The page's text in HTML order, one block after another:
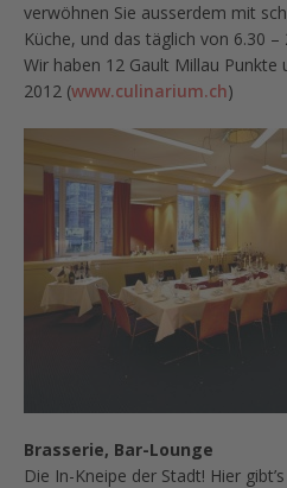
verwöhnen Sie ausserdem mit
Küche, und das täglich von 6.30
Wir haben 12 Gault Millau Punkte
2012 (www.culinarium.ch)
Brasserie, Bar-Lounge
Die In-Kneipe der Stadt! Hier